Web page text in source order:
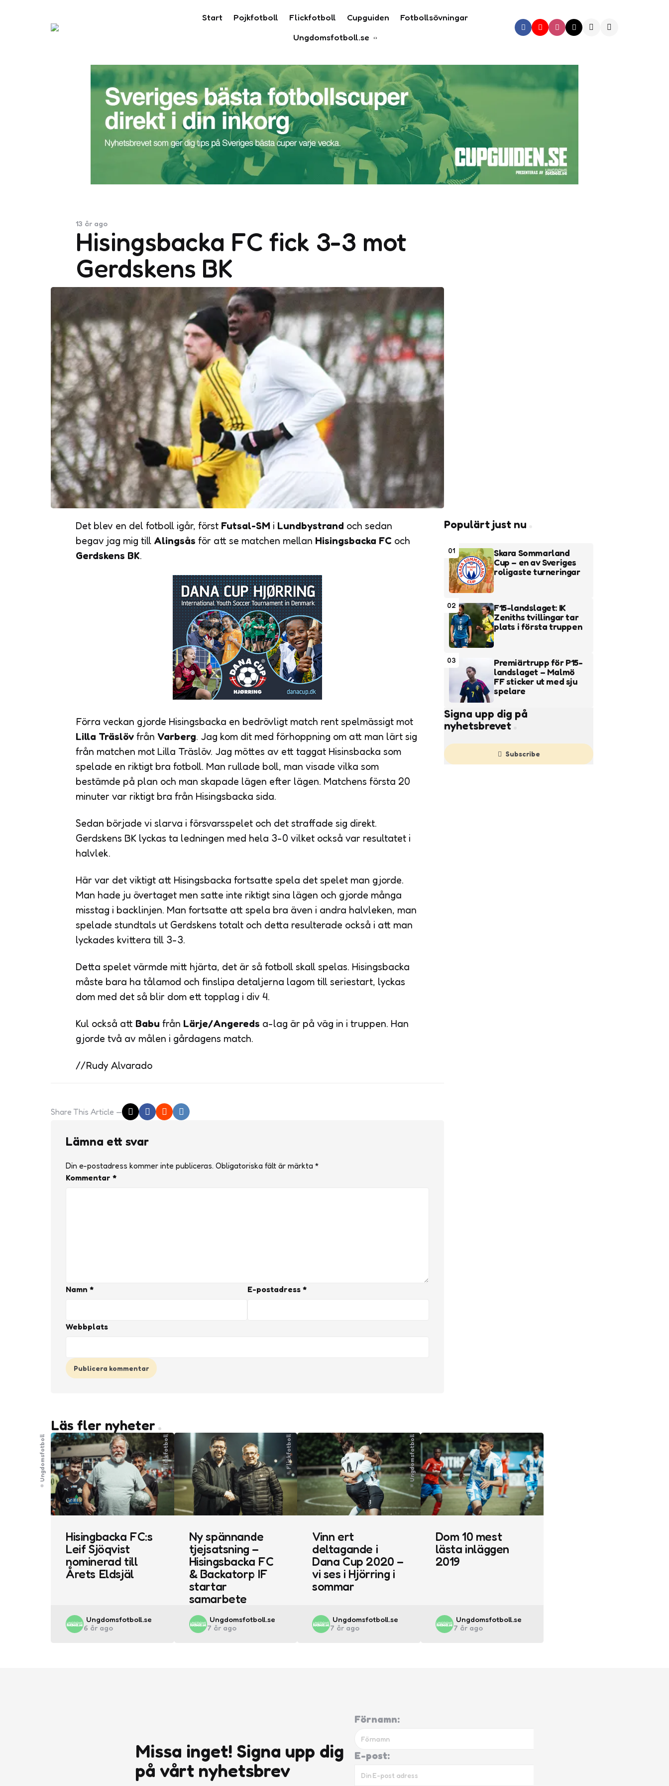
Start Pojkfotboll Flickfotboll Cupguiden
Fotbollsövningar
Ungdomsfotboll.se
Hisingsbacka FC fick 3-3 mot
Gerdskens BK
13 år ago
Det blev en del fotboll igår, först Futsal-SM i Lundbystrand och sedan
begav jag mig till Alingsås för att se matchen mellan Hisingsbacka FC och
Gerdskens BK.
Förra veckan gjorde Hisingsbacka en bedrövligt match rent spelmässigt mot
Lilla Träslöv från Varberg. Jag kom dit med förhoppning om att man lärt sig
från matchen mot Lilla Träslöv. Jag möttes av ett taggat Hisinsbacka som
spelade en riktigt bra fotboll. Man rullade boll, man visade vilka som
bestämde på plan och man skapade lägen efter lägen. Matchens första 20
minuter var riktigt bra från Hisingsbacka sida.
Sedan började vi slarva i försvarsspelet och det straffade sig direkt.
Gerdskens BK lyckas ta ledningen med hela 3-0 vilket också var resultatet i
halvlek.
Här var det viktigt att Hisingsbacka fortsatte spela det spelet man gjorde.
Man hade ju övertaget men satte inte riktigt sina lägen och gjorde många
misstag i backlinjen. Man fortsatte att spela bra även i andra halvleken, man
spelade stundtals ut Gerdskens totalt och detta resulterade också i att man
lyckades kvittera till 3-3.
Detta spelet värmde mitt hjärta, det är så fotboll skall spelas. Hisingsbacka
måste bara ha tålamod och finslipa detaljerna lagom till seriestart, lyckas
dom med det så blir dom ett topplag i div 4.
Kul också att Babu från Lärje/Angereds a-lag är på väg in i truppen. Han
gjorde två av målen i gårdagens match.
//Rudy Alvarado
Share This Article
Lämna ett svar
Din e-postadress kommer inte publiceras. Obligatoriska fält är märkta *
Kommentar *
Namn * E-postadress *
Webbplats
Populärt just nu
01
Skara Sommarland
Cup – en av Sveriges
roligaste turneringar
02
F15-landslaget: IK
Zeniths tvillingar tar
plats i första truppen
03
Premiärtrupp för P15-
landslaget – Malmö
FF sticker ut med sju
spelare
Signa upp dig på
nyhetsbrevet
Subscribe
Läs fler nyheter
Ungdomsfotboll
Hisingbacka FC:s
Leif Sjöqvist
nominerad till
Årets Eldsjäl
Posted
by
Ungdomsfotboll.se
6 år ago
Flickfotboll
Ny spännande
tjejsatsning –
Hisingsbacka FC
& Backatorp IF
startar
samarbete
Posted
by
Ungdomsfotboll.se
7 år ago
Flickfotboll
Vinn ert
deltagande i
Dana Cup 2020 –
vi ses i Hjörring i
sommar
Posted
by
Ungdomsfotboll.se
7 år ago
Ungdomsfotboll
Dom 10 mest
lästa inläggen
2019
Posted
by
Ungdomsfotboll.se
7 år ago
Missa inget! Signa upp dig
på vårt nyhetsbrev
Förnamn:
E-post: